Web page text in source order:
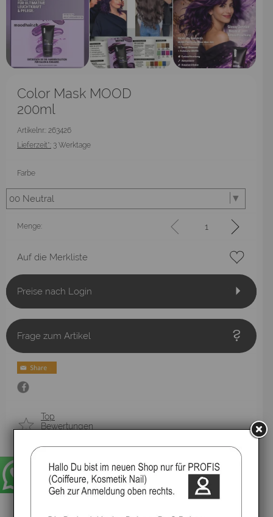
Color Mask MOOD
200ml
Artikelnr.: 263426
Lieferzeit*: 3 Werktage
Farbe
Menge:
Auf die Merkliste
Preise nach Login
Frage zum Artikel
Top
Bewertungen
hohe
Qualität
mit Liebe
10 Tage